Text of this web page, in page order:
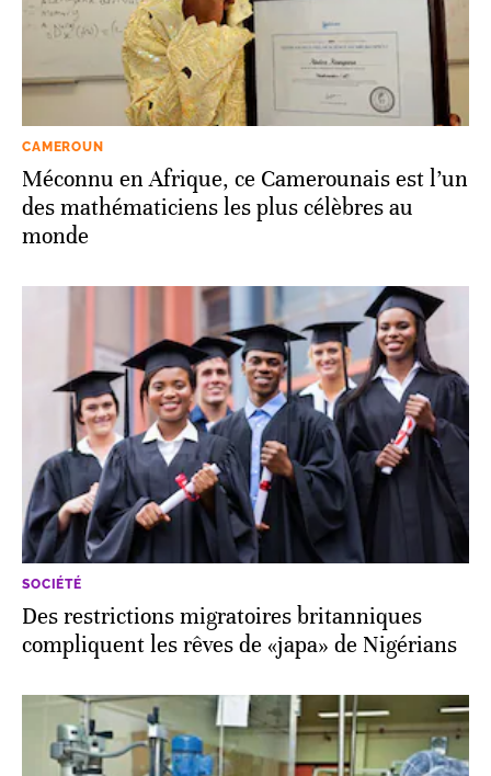
CAMEROUN
Méconnu en Afrique, ce Camerounais est l’un
des mathématiciens les plus célèbres au
monde
SOCIÉTÉ
Des restrictions migratoires britanniques
compliquent les rêves de «japa» de Nigérians